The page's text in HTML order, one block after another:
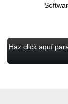
Haz click aquí